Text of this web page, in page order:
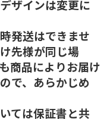
ザインは変更に
発送はできませ
先様が同じ場
商品によりお届け
で、あらかじめ
ては保証書と共